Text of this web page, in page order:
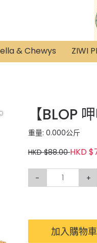
& Chewys ZIWI
【BLOP
重量: 0.000公斤
HKD $88.00HKD
- +
加入購物車